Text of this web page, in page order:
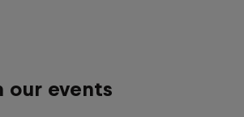
our events